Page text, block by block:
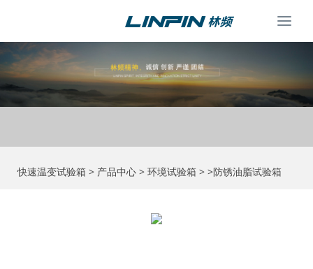
快速温变试验箱 > 产品中心 > 环境试验箱 > >防锈油脂试验箱